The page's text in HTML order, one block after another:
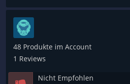
48 Produkte im Account
1 Reviews
Nicht Empfohlen